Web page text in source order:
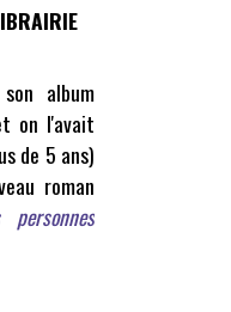
album
on l'avait
de 5 ans)
roman